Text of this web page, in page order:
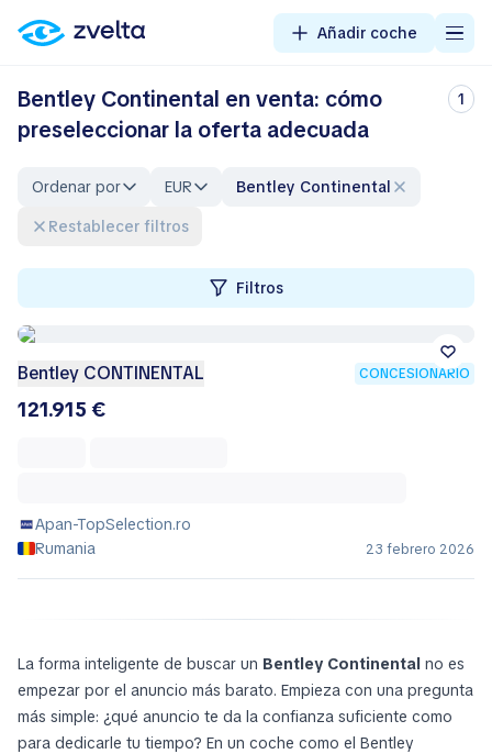
Añadir coche
Bentley Continental en venta: cómo
preseleccionar la oferta adecuada
1
Ordenar por EUR
Bentley Continental
Restablecer filtros
Filtros
Bentley CONTINENTAL CONCESIONARIO
121.915 €
Apan-TopSelection.ro
Rumania
23 febrero 2026
La forma inteligente de buscar un Bentley Continental no es
empezar por el anuncio más barato. Empieza con una pregunta
más simple: ¿qué anuncio te da la confianza suficiente como
para dedicarle tu tiempo? En un coche como el Bentley